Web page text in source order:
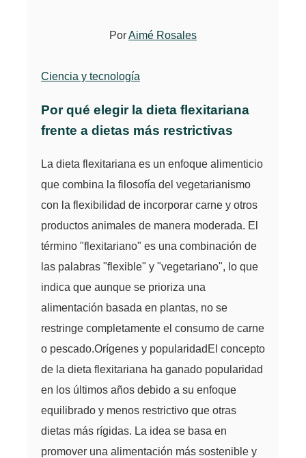
PorAimé Rosales
Ciencia y tecnología
Por qué elegir la dieta flexitariana
frente a dietas más restrictivas
La dieta flexitariana es un enfoque alimenticio
que combina la filosofía del vegetarianismo
con la flexibilidad de incorporar carne y otros
productos animales de manera moderada. El
término "flexitariano" es una combinación de
las palabras "flexible" y "vegetariano", lo que
indica que aunque se prioriza una
alimentación basada en plantas, no se
restringe completamente el consumo de carne
o pescado.Orígenes y popularidadEl concepto
de la dieta flexitariana ha ganado popularidad
en los últimos años debido a su enfoque
equilibrado y menos restrictivo que otras
dietas más rígidas. La idea se basa en
promover una alimentación más sostenible y